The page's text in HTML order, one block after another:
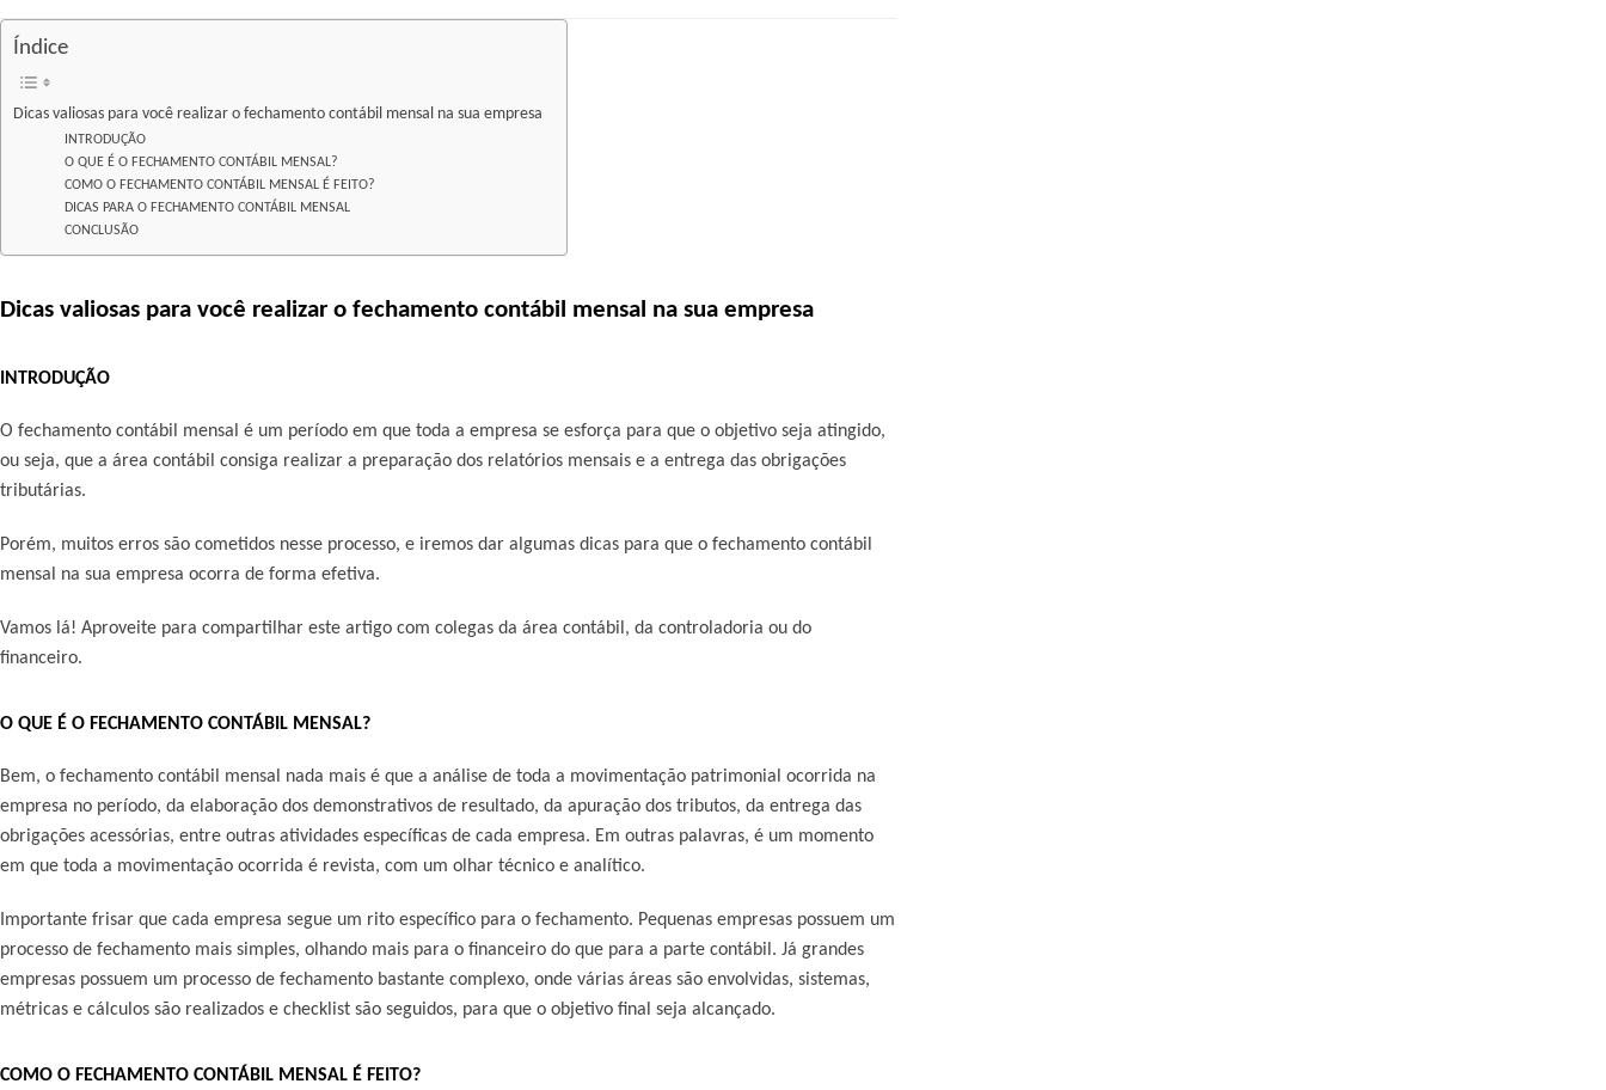
Índice
Dicas valiosas para você realizar o fechamento contábil mensal na sua empresa
INTRODUÇÃO
O QUE É O FECHAMENTO CONTÁBIL MENSAL?
COMO O FECHAMENTO CONTÁBIL MENSAL É FEITO?
DICAS PARA O FECHAMENTO CONTÁBIL MENSAL
CONCLUSÃO
Dicas valiosas para você realizar o fechamento contábil mensal na sua empresa
INTRODUÇÃO
O fechamento contábil mensal é um período em que toda a empresa se esforça para que o objetivo seja atingido,
ou seja, que a área contábil consiga realizar a preparação dos relatórios mensais e a entrega das obrigações
tributárias.
Porém, muitos erros são cometidos nesse processo, e iremos dar algumas dicas para que o fechamento contábil
mensal na sua empresa ocorra de forma efetiva.
Vamos lá! Aproveite para compartilhar este artigo com colegas da área contábil, da controladoria ou do
financeiro.
O QUE É O FECHAMENTO CONTÁBIL MENSAL?
Bem, o fechamento contábil mensal nada mais é que a análise de toda a movimentação patrimonial ocorrida na
empresa no período, da elaboração dos demonstrativos de resultado, da apuração dos tributos, da entrega das
obrigações acessórias, entre outras atividades específicas de cada empresa. Em outras palavras, é um momento
em que toda a movimentação ocorrida é revista, com um olhar técnico e analítico.
Importante frisar que cada empresa segue um rito específico para o fechamento. Pequenas empresas possuem um
processo de fechamento mais simples, olhando mais para o financeiro do que para a parte contábil. Já grandes
empresas possuem um processo de fechamento bastante complexo, onde várias áreas são envolvidas, sistemas,
métricas e cálculos são realizados e checklist são seguidos, para que o objetivo final seja alcançado.
COMO O FECHAMENTO CONTÁBIL MENSAL É FEITO?